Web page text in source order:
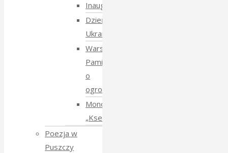
Inauguracja
Dzień
Ukraiński
Warsztaty:
Pamiętajmy
o
ogrodach
Monodram
„Ksenia”
Poezja w
Puszczy